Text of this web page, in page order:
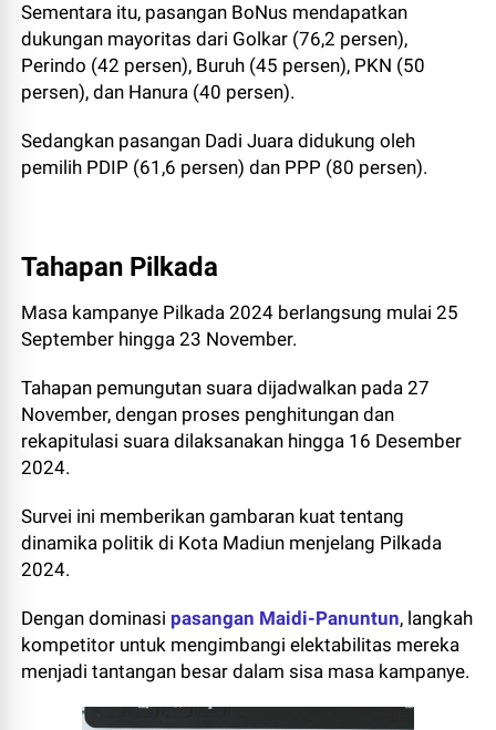
Sementara itu, pasangan BoNus mendapatkan
dukungan mayoritas dari Golkar (76,2 persen),
Perindo (42 persen), Buruh (45 persen), PKN (50
persen), dan Hanura (40 persen).
Sedangkan pasangan Dadi Juara didukung oleh
pemilih PDIP (61,6 persen) dan PPP (80 persen).
Tahapan Pilkada
Masa kampanye Pilkada 2024 berlangsung mulai 25
September hingga 23 November.
Tahapan pemungutan suara dijadwalkan pada 27
November, dengan proses penghitungan dan
rekapitulasi suara dilaksanakan hingga 16 Desember
2024.
Survei ini memberikan gambaran kuat tentang
dinamika politik di Kota Madiun menjelang Pilkada
2024.
Dengan dominasi pasangan Maidi-Panuntun, langkah
kompetitor untuk mengimbangi elektabilitas mereka
menjadi tantangan besar dalam sisa masa kampanye.